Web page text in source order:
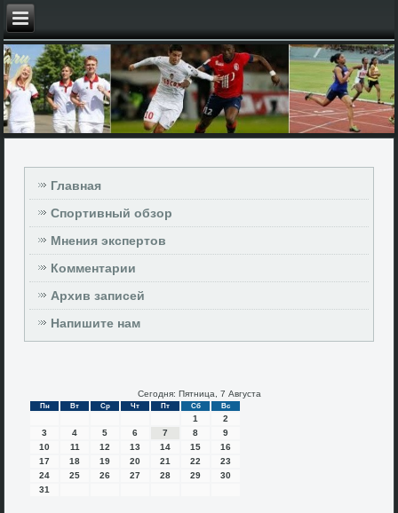
Главная
Спортивный обзор
Мнения экспертов
Комментарии
Архив записей
Напишите нам
Сегодня: Пятница, 7 Августа
Пн Вт Ср Чт Пт Сб Вс
1
2
3
4 5 6 7 8
9
10
11 12 13 14 15
16
17
18 19 20 21 22
23
24
25 26 27 28 29
30
31